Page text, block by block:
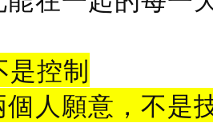
是控制
個人願意，不是